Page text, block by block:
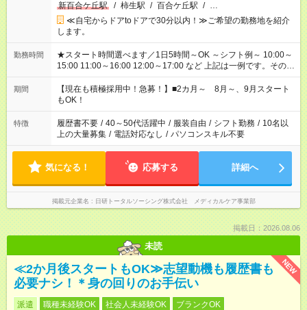
新百合ケ丘駅
/ 柿生駅 / 百合ケ丘駅 / …
≪自宅からドアtoドアで30分以内！≫ご希望の勤務地を紹介
します。
勤務時間
★スタート時間選べます／1日5時間～OK ～シフト例～ 10:00～
15:00 11:00～16:00 12:00～17:00 など 上記は一例です。その他
シフトもご相談ください。 ※Wワークの場合当社と合わせて法
定労働時間が週40時間を超えなければOKです。
期間
【現在も積極採用中！急募！】■2カ月～ 8月～、9月スタート
もOK！
特徴 履歴書不要 / 40～50代活躍中 / 服装自由 / シフト勤務 / 10名以
上の大量募集 / 電話対応なし / パソコンスキル不要
気になる！ 応募する 詳細へ
掲載元企業名 日研トータルソーシング株式会社 メディカルケア事業部
掲載日：2026.08.06
未読
NEW
≪2か月後スタートもOK≫志望動機も履歴書も
必要ナシ！＊身の回りのお手伝い
派遣 職種未経験OK 社会人未経験OK
ブランクOK